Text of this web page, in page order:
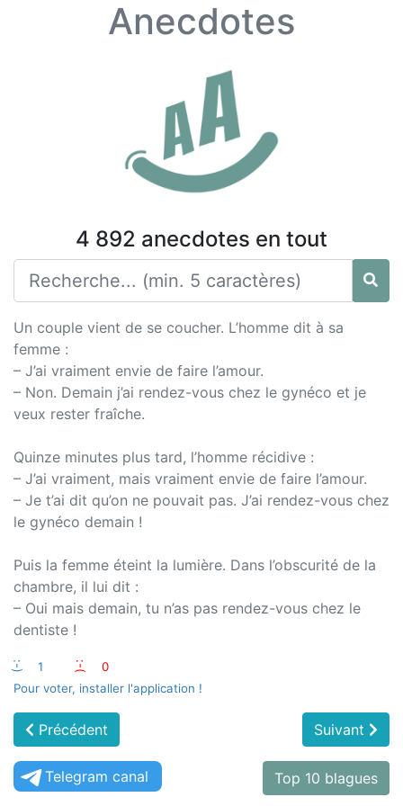
Anecdotes
4 892 anecdotes en tout
Un couple vient de se coucher. L’homme dit à sa
femme :
– J’ai vraiment envie de faire l’amour.
– Non. Demain j’ai rendez-vous chez le gynéco et je
veux rester fraîche.
Quinze minutes plus tard, l’homme récidive :
– J’ai vraiment, mais vraiment envie de faire l’amour.
– Je t’ai dit qu’on ne pouvait pas. J’ai rendez-vous chez
le gynéco demain !
Puis la femme éteint la lumière. Dans l’obscurité de la
chambre, il lui dit :
– Oui mais demain, tu n’as pas rendez-vous chez le
dentiste !
:-) 1 :-(
0
Pour voter, installer l'application !
Précédent Suivant
Telegram canal Top 10 blagues